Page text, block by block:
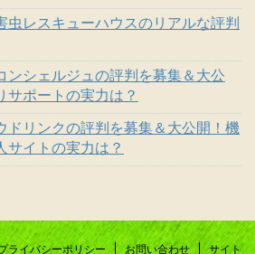
虫レスキューハウスのリアルな評判
ンシェルジュの評判を募集＆大公
サポートの実力は？
ドリンクの評判を募集＆大公開！機
サイトの実力は？
ライバシーポリシー お問い合わせ サイト